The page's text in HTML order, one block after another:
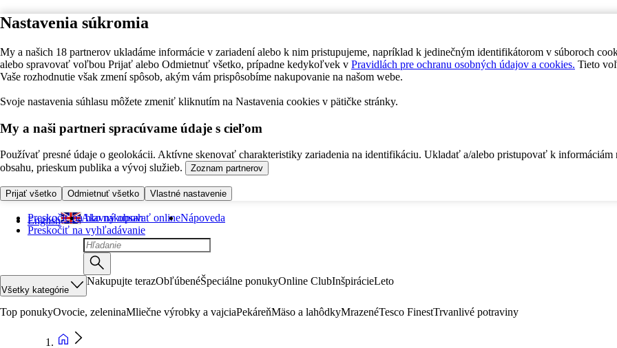
Nastavenia súkromia
My a našich 18 partnerov ukladáme informácie v zariadení alebo k nim pristupujeme, napríklad k jedinečným identifikátorom v súboroch
alebo spravovať voľbou Prijať alebo Odmietnuť všetko, prípadne kedykoľvek v Pravidlách pre ochranu osobných údajov a cookies. Tieto
Vaše rozhodnutie však zmení spôsob, akým vám prispôsobíme nakupovanie na našom webe.
Svoje nastavenia súhlasu môžete zmeniť kliknutím na Nastavenia cookies v pätičke stránky.
My a naši partneri spracúvame údaje s cieľom
Používať presné údaje o geolokácii. Aktívne skenovať charakteristiky zariadenia na identifikáciu. Ukladať a/alebo pristupovať k informáciám
obsahu, prieskum publika a vývoj služieb.
Zoznam partnerov
Prijať všetko Odmietnuť všetko Vlastné nastavenie
Preskočiť na hlavný obsah
Preskočiť na vyhľadávanie
English Ako nakupovať onlineNápoveda
Všetky kategórie
Nakupujte terazObľúbenéŠpeciálne ponukyOnline ClubInšpirácieLeto
Top ponukyOvocie, zeleninaMliečne výrobky a vajciaPekáreňMäso a lahôdkyMrazenéTesco FinestTrvanlivé potraviny